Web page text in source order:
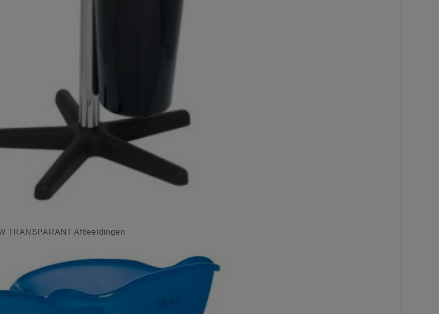
TRANSPARANT Afbeeldingen